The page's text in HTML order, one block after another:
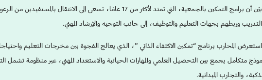
وبيّن أن برامج التمكين بالجمعية، التي تمتد لأكثر من 17 عامًا، تسعى إلى الانتقال
وربطهم بجهات التعليم والتوظيف، إلى جانب التوجيه والإرشاد المهني.
المحارب برنامج “تمكين الاكتفاء الذاتي ”، الذي يعالج الفجوة بين مخرجات التعليم
متكامل يجمع بين التحصيل العلمي والمهارات الحياتية والاستعداد المهني، عبر منظومة تشمل
والتجارب الميدانية.